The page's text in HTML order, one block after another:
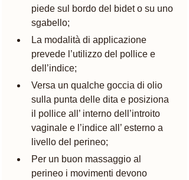
piede sul bordo del bidet o su uno
sgabello;
La modalità di applicazione
prevede l’utilizzo del pollice e
dell’indice;
Versa un qualche goccia di olio
sulla punta delle dita e posiziona
il pollice all’ interno dell’introito
vaginale e l’indice all’ esterno a
livello del perineo;
Per un buon massaggio al
perineo i movimenti devono